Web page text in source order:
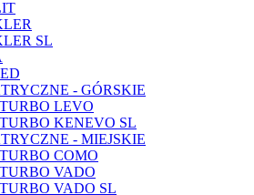
SL
- GÓRSKIE
TURBO LEVO
TURBO KENEVO SL
- MIEJSKIE
TURBO COMO
TURBO VADO
TURBO VADO SL